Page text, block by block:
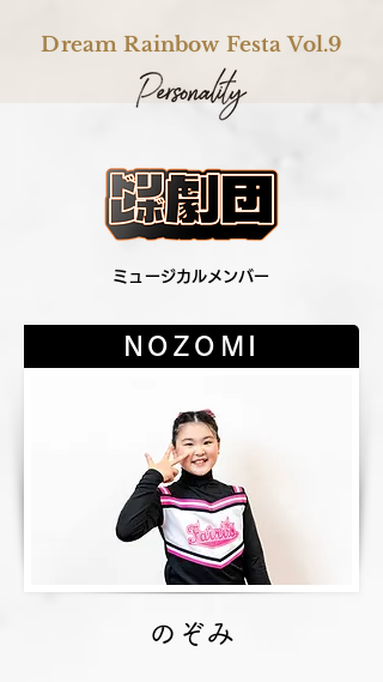
Dream Rainbow Festa Vol.9
​ミュージカルメンバー
NOZOMI
のぞみ